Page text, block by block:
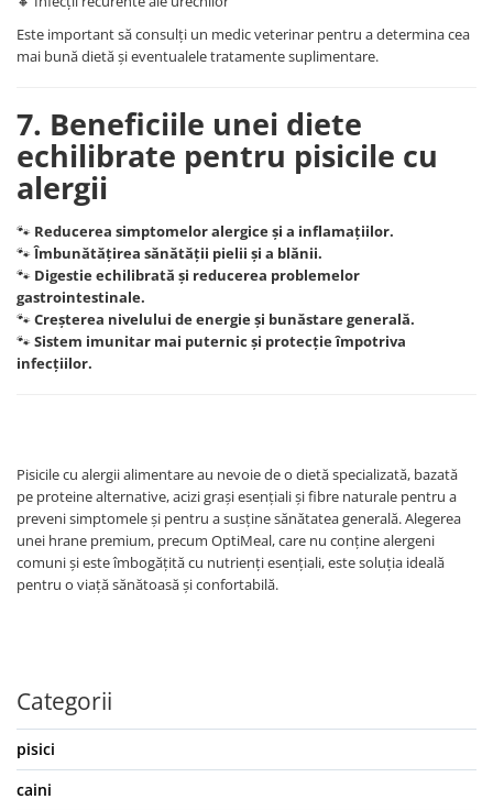
Este important să consulți un medic veterinar pentru a determina cea
mai bună dietă și eventualele tratamente suplimentare.
7. Beneficiile unei diete
echilibrate pentru pisicile cu
alergii
🐾 Reducerea simptomelor alergice și a inflamațiilor.
🐾Îmbunătățirea sănătății pielii și a blănii.
🐾 Digestie echilibrată și reducerea problemelor
gastrointestinale.
🐾Creșterea nivelului de energie și bunăstare generală.
🐾Sistem imunitar mai puternic și protecție împotriva
infecțiilor.
Pisicile cu alergii alimentare au nevoie de o dietă specializată, bazată
pe proteine alternative, acizi grași esențiali și fibre naturale pentru a
preveni simptomele și pentru a susține sănătatea generală. Alegerea
unei hrane premium, precum OptiMeal, care nu conține alergeni
comuni și este îmbogățită cu nutrienți esențiali, este soluția ideală
pentru o viață sănătoasă și confortabilă.
Categorii
pisici
caini